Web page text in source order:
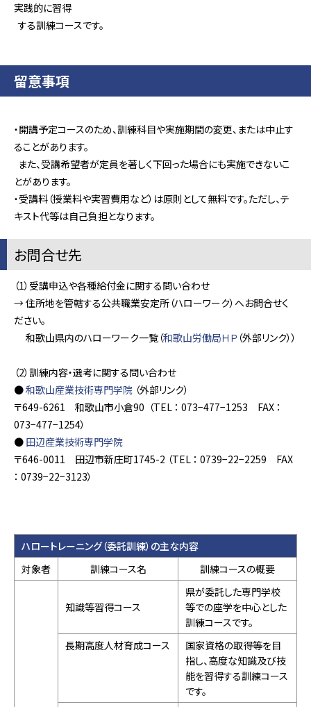
実践的に習得
する訓練コースです。
留意事項
・開講予定コースのため、訓練科目や実施期間の変更、または中止す
ることがあります。
また、受講希望者が定員を著しく下回った場合にも実施できないこ
とがあります。
・受講料（授業料や実習費用など）は原則として無料です。ただし、テ
キスト代等は自己負担となります。
お問合せ先
（1）受講申込や各種給付金に関する問い合わせ
→ 住所地を管轄する公共職業安定所（ハローワーク）へお問合せく
ださい。
和歌山県内のハローワーク一覧（和歌山労働局ＨＰ （外部リンク））
（2）訓練内容・選考に関する問い合わせ
●和歌山産業技術専門学院 （外部リンク）
〒649-6261 和歌山市小倉90 （TEL ： 073−477−1253 FAX ：
073−477−1254）
● 田辺産業技術専門学院
〒646-0011 田辺市新庄町1745-2 （TEL ： 0739−22−2259 FAX
： 0739−22−3123）
ハロートレーニング（委託訓練）の主な内容
対象者
訓練コース名 訓練コースの概要
知識等習得コース
県が委託した専門学校
等での座学を中心とした
訓練コースです。
長期高度人材育成コース
国家資格の取得等を目
指し、高度な知識及び技
能を習得する訓練コース
です。